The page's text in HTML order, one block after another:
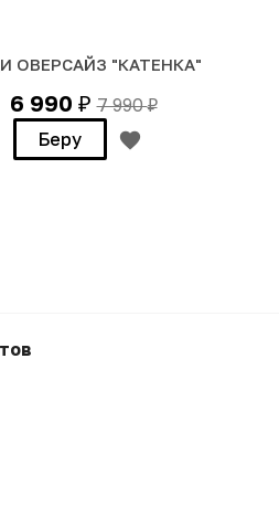
ОВЕРСАЙЗ "КАТЕНКА"
6 990 ₽ 7 990₽
Беру